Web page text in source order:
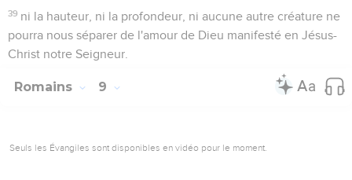
39 ni la hauteur, ni la profondeur, ni aucune autre créature ne
pourra nous séparer de l'amour de Dieu manifesté en Jésus-
Christ notre Seigneur.
Romains 9
Seuls les Évangiles sont disponibles en vidéo pour le moment.